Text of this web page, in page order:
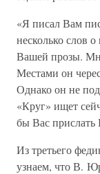
«Я писал Вам
несколько слов
Вашей прозы.
Местами он
Однако он не
«Круг» ищет
бы Вас
Из третьего
узнаем, что В.